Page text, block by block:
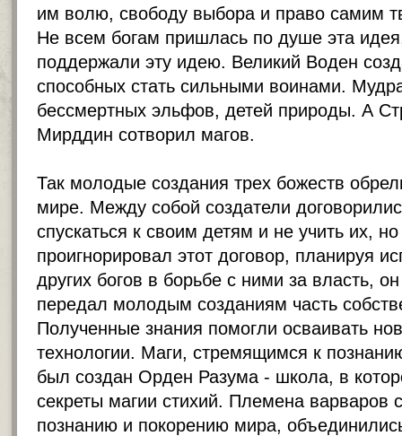
им волю, свободу выбора и право самим
Не всем богам пришлась по душе эта
поддержали эту идею. Великий Воден
способных стать сильными воинами.
бессмертных эльфов, детей природы. А
Мирддин сотворил магов.
Так молодые создания трех божеств
мире. Между собой создатели
спускаться к своим детям и не учить их,
проигнорировал этот договор, планируя
других богов в борьбе с ними за власть,
передал молодым созданиям часть
Полученные знания помогли осваивать
технологии. Маги, стремящимся к
был создан Орден Разума - школа, в
секреты магии стихий. Племена варваров
познанию и покорению мира,